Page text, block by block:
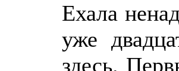
Ехала
уже
здесь.